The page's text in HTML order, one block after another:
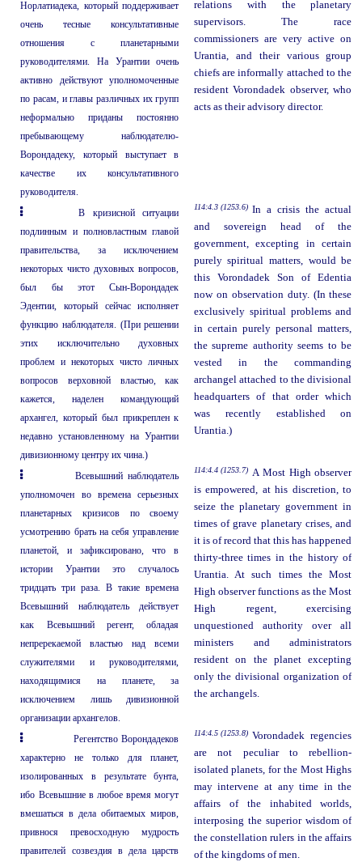
Норлатиадека, который поддерживает
очень тесные консультативные
отношения с планетарными
руководителями. На Урантии очень
активно действуют уполномоченные
по расам, и главы различных их групп
неформально приданы постоянно
пребывающему наблюдателю-
Ворондадеку, который выступает в
качестве их консультативного
руководителя.
relations with the planetary
supervisors. The race
commissioners are very active on
Urantia, and their various group
chiefs are informally attached to the
resident Vorondadek observer, who
acts as their advisory director.
В кризисной ситуации
подлинным и полновластным главой
правительства, за исключением
некоторых чисто духовных вопросов,
был бы этот Сын-Ворондадек
Эдентии, который сейчас исполняет
функцию наблюдателя. (При решении
этих исключительно духовных
проблем и некоторых чисто личных
вопросов верховной властью, как
кажется, наделен командующий
архангел, который был прикреплен к
недавно установленному на Урантии
дивизионному центру их чина.)
114:4.3 (1253.6) In a crisis the actual
and sovereign head of the
government, excepting in certain
purely spiritual matters, would be
this Vorondadek Son of Edentia
now on observation duty. (In these
exclusively spiritual problems and
in certain purely personal matters,
the supreme authority seems to be
vested in the commanding
archangel attached to the divisional
headquarters of that order which
was recently established on
Urantia.)
Всевышний наблюдатель
уполномочен во времена серьезных
планетарных кризисов по своему
усмотрению брать на себя управление
планетой, и зафиксировано, что в
истории Урантии это случалось
тридцать три раза. В такие времена
Всевышний наблюдатель действует
как Всевышний регент, обладая
непререкаемой властью над всеми
служителями и руководителями,
находящимися на планете, за
исключением лишь дивизионной
организации архангелов.
114:4.4 (1253.7) A Most High observer
is empowered, at his discretion, to
seize the planetary government in
times of grave planetary crises, and
it is of record that this has happened
thirty-three times in the history of
Urantia. At such times the Most
High observer functions as the Most
High regent, exercising
unquestioned authority over all
ministers and administrators
resident on the planet excepting
only the divisional organization of
the archangels.
Регентство Ворондадеков
характерно не только для планет,
изолированных в результате бунта,
ибо Всевышние в любое время могут
вмешаться в дела обитаемых миров,
привнося превосходную мудрость
правителей созвездия в дела царств
114:4.5 (1253.8) Vorondadek regencies
are not peculiar to rebellion-
isolated planets, for the Most Highs
may intervene at any time in the
affairs of the inhabited worlds,
interposing the superior wisdom of
the constellation rulers in the affairs
of the kingdoms of men.